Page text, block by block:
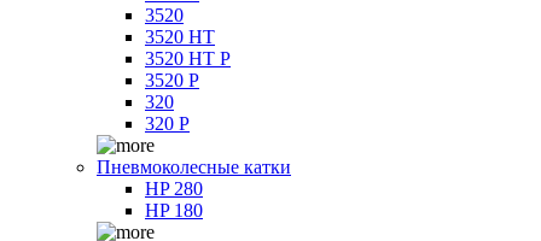
3520
3520 HT
3520 HT P
3520 P
320
320 P
Пневмоколесные катки
HP 280
HP 180